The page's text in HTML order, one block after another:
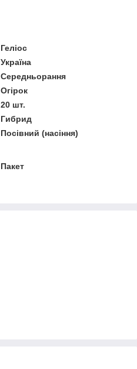
Геліос
Україна
Середньорання
Огірок
20 шт.
Гибрид
Посівний (насіння)
Пакет